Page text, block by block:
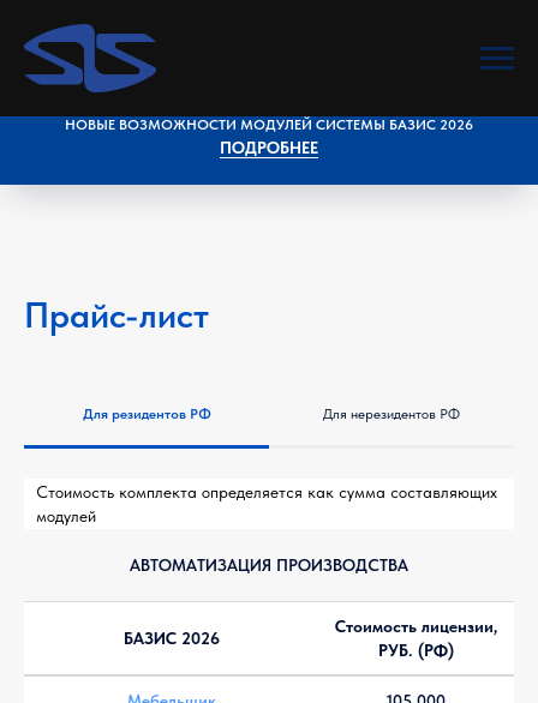
НОВЫЕ ВОЗМОЖНОСТИ МОДУЛЕЙ СИСТЕМЫ БАЗИС 2026
ПОДРОБНЕЕ
Прайс-лист
Для резидентов РФ Для нерезидентов РФ
Стоимость комплекта определяется как сумма составляющих
модулей
АВТОМАТИЗАЦИЯ ПРОИЗВОДСТВА
БАЗИС 2026
Стоимость лицензии,
РУБ. (РФ)